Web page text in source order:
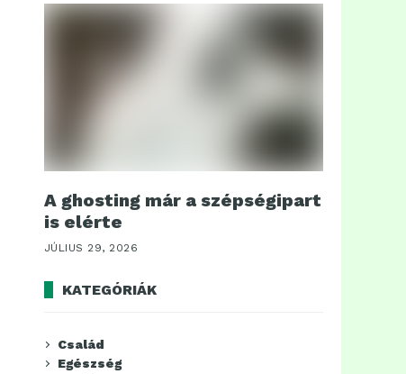
A ghosting már a szépségipart
is elérte
JÚLIUS 29, 2026
KATEGÓRIÁK
Család
Egészség